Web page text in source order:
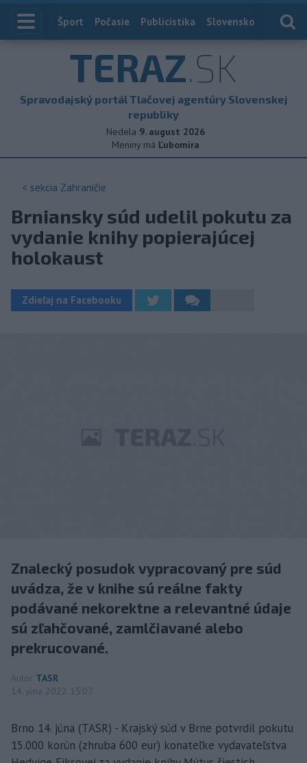
Index
Šport Počasie Publicistika Slovensko
TERAZ.SK
Spravodajský portál Tlačovej agentúry Slovenskej
republiky
Nedela 9. august 2026
Meniny má Ľubomíra
< sekcia Zahraničie
Brniansky súd udelil pokutu za
vydanie knihy popierajúcej
holokaust
Zdieľaj na Facebooku
Znalecký posudok vypracovaný pre súd
uvádza, že v knihe sú reálne fakty
podávané nekorektne a relevantné údaje
sú zľahčované, zamlčiavané alebo
prekrucované.
Autor TASR
14. júna 2022 15:07
Brno 14. júna (TASR) - Krajský súd v Brne potvrdil pokutu
15.000 korún (zhruba 600 eur) konateľke vydavateľstva